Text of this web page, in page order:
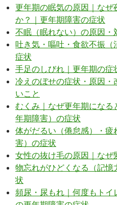
更年期の眠気の原因｜な
か？｜更年期障害の症状
不眠（眠れない）の原因・
吐き気・嘔吐・食欲不振
症状
手足のしびれ｜更年期の症
冷えのぼせの症状・原因
いこと
むくみ｜なぜ更年期にな
年期障害）の症状
体がだるい（倦怠感）・
害）の症状
女性の抜け毛の原因｜なぜ
物忘れがひどくなる（記
状
頻尿・尿もれ｜何度もト